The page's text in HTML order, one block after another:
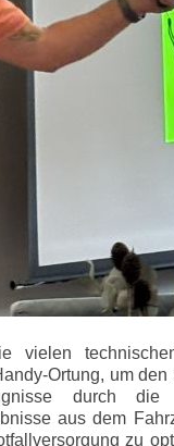
vielen
Ortung, um
durch
aus dem
zu